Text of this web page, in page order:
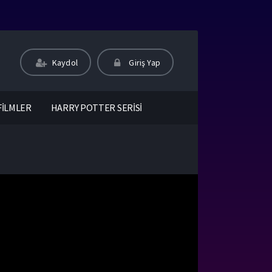
Kaydol Giriş Yap
HARRY POTTER SERİSİ